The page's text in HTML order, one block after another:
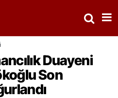
Duayeni
Son